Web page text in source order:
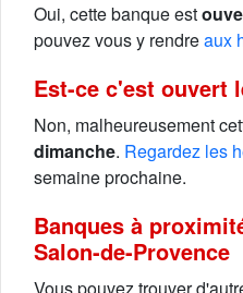
Oui, cette banque est
pouvez vous y rendreaux
Est-ce c'est ouvert
Non, malheureusement
dimanche. Regardez les
semaine prochaine.
Banques à
Salon-de-Provence